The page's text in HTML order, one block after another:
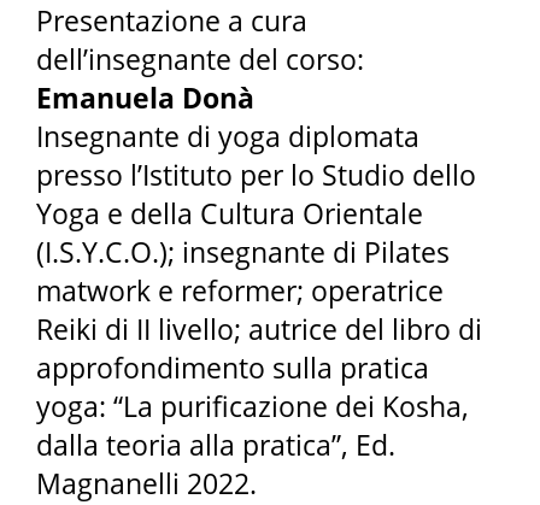
Presentazione a cura
dell’insegnante del corso:
Emanuela Donà
Insegnante di yoga diplomata
presso l’Istituto per lo Studio dello
Yoga e della Cultura Orientale
(I.S.Y.C.O.); insegnante di Pilates
matwork e reformer; operatrice
Reiki di II livello; autrice del libro di
approfondimento sulla pratica
yoga: “La purificazione dei Kosha,
dalla teoria alla pratica”, Ed.
Magnanelli 2022.